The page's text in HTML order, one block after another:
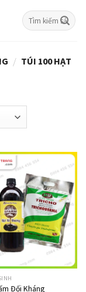
Tìm
kiếm:
/ TÚI 100 HẠT
Đối Kháng